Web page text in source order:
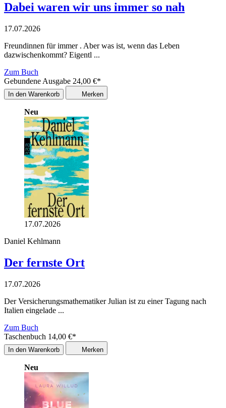
Dabei waren wir uns immer so nah
17.07.2026
Freundinnen für immer . Aber was ist, wenn das Leben
dazwischenkommt? Eigentl ...
Zum Buch
Gebundene Ausgabe 24,00 €*
In den Warenkorb Merken
Neu
17.07.2026
Daniel Kehlmann
Der fernste Ort
17.07.2026
Der Versicherungsmathematiker Julian ist zu einer Tagung nach
Italien eingelade ...
Zum Buch
Taschenbuch 14,00 €*
In den Warenkorb Merken
Neu